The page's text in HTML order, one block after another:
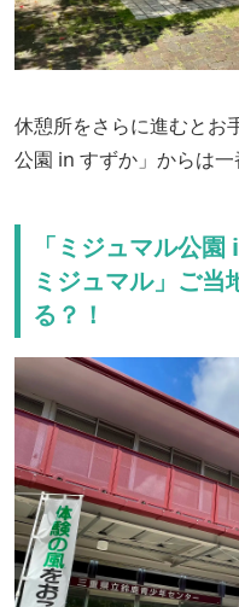
休憩所をさらに進むとお
公園 in すずか」からは一
「ミジュマル公
ミジュマル」ご当
る？！